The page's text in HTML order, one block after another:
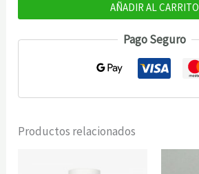
Alta
Recuperación
Crecimiento
AÑADIR AL CARRITO
Pago Seguro
Productos relacionados